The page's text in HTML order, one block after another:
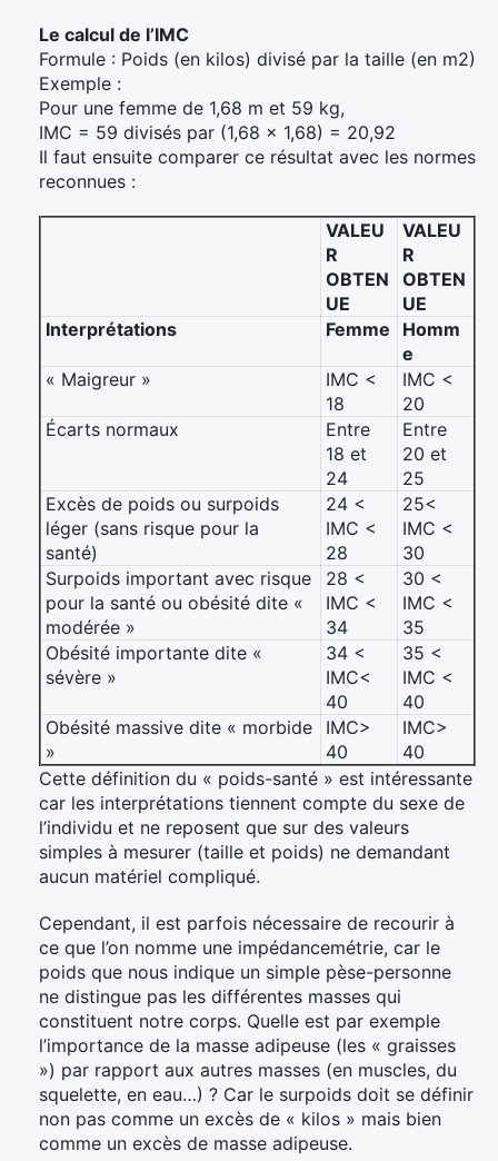
Le calcul de l’IMC
Formule : Poids (en kilos) divisé par la taille (en m2)
Exemple :
Pour une femme de 1,68 m et 59 kg,
IMC = 59 divisés par (1,68 x 1,68) = 20,92
Il faut ensuite comparer ce résultat avec les normes
reconnues :
VALEU
R
OBTEN
UE
VALEU
R
OBTEN
UE
Interprétations
Femme
Homm
e
« Maigreur »
IMC <
18
IMC <
20
Écarts normaux
Entre
18 et
24
Entre
20 et
25
Excès de poids ou surpoids
léger (sans risque pour la
santé)
24 <
IMC <
28
25<
IMC <
30
Surpoids important avec risque
pour la santé ou obésité dite «
modérée »
28 <
IMC <
34
30 <
IMC <
35
Obésité importante dite «
sévère »
34 <
IMC<
40
35 <
IMC <
40
Obésité massive dite « morbide
»
IMC>
40
IMC>
40
Cette définition du « poids-santé » est intéressante
car les interprétations tiennent compte du sexe de
l’individu et ne reposent que sur des valeurs
simples à mesurer (taille et poids) ne demandant
aucun matériel compliqué.
Cependant, il est parfois nécessaire de recourir à
ce que l’on nomme une impédancemétrie, car le
poids que nous indique un simple pèse-personne
ne distingue pas les différentes masses qui
constituent notre corps. Quelle est par exemple
l’importance de la masse adipeuse (les « graisses
») par rapport aux autres masses (en muscles, du
squelette, en eau…) ? Car le surpoids doit se définir
non pas comme un excès de « kilos » mais bien
comme un excès de masse adipeuse.